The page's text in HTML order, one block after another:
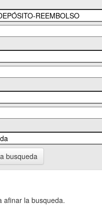
busqueda
afinar la busqueda.